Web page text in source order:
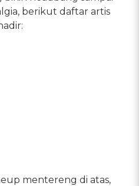
berikut daftar artis
mentereng di atas,